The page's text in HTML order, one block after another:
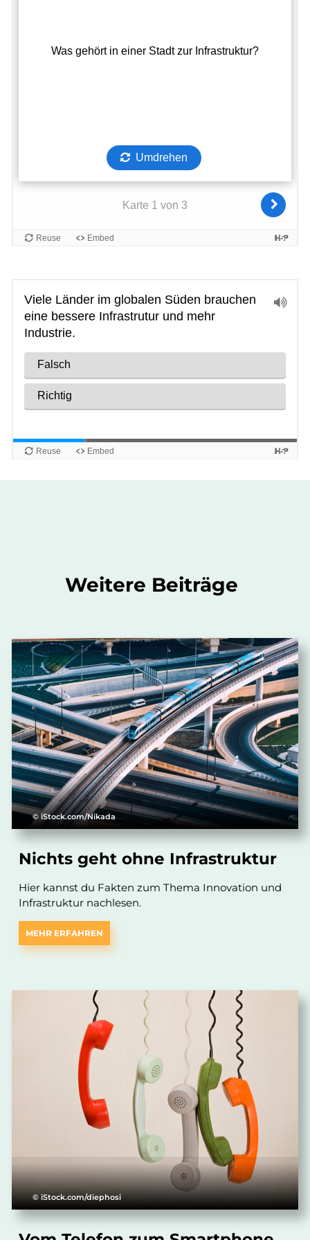
Weitere Beiträge
© iStock.com/Nikada
Nichts geht ohne Infrastruktur
Hier kannst du Fakten zum Thema Innovation und
Infrastruktur nachlesen.
MEHR ERFAHREN
© iStock.com/diephosi